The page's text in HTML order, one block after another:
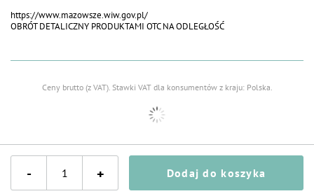
- + Dodaj do koszyka
https://www.mazowsze.wiw.gov.pl/
OBRÓT DETALICZNY PRODUKTAMI OTC NA ODLEGŁOŚĆ
Ceny brutto (z VAT). Stawki VAT dla konsumentów z kraju: Polska